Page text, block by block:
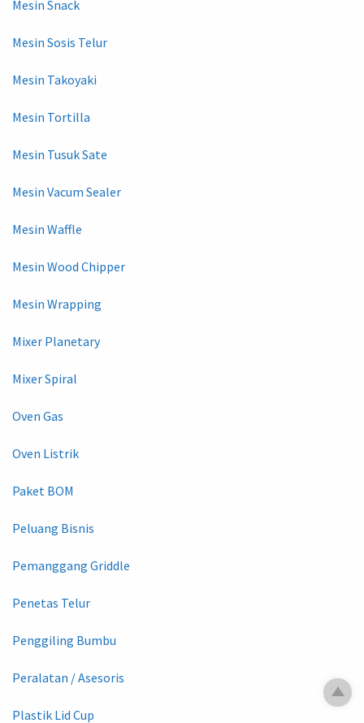
Mesin Snack
Mesin Sosis Telur
Mesin Takoyaki
Mesin Tortilla
Mesin Tusuk Sate
Mesin Vacum Sealer
Mesin Waffle
Mesin Wood Chipper
Mesin Wrapping
Mixer Planetary
Mixer Spiral
Oven Gas
Oven Listrik
Paket BOM
Peluang Bisnis
Pemanggang Griddle
Penetas Telur
Penggiling Bumbu
Peralatan / Asesoris
Plastik Lid Cup